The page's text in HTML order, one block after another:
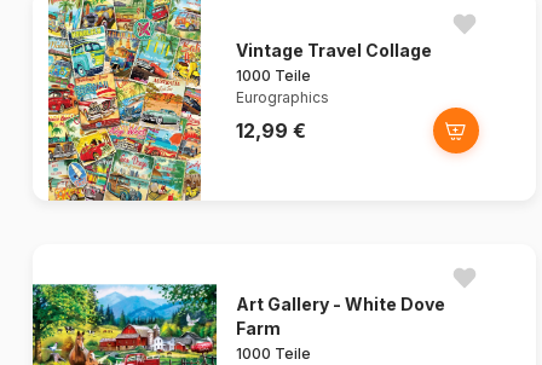
Vintage Travel Collage
1000 Teile
Eurographics
12,99 €
Art Gallery - White Dove
Farm
1000 Teile